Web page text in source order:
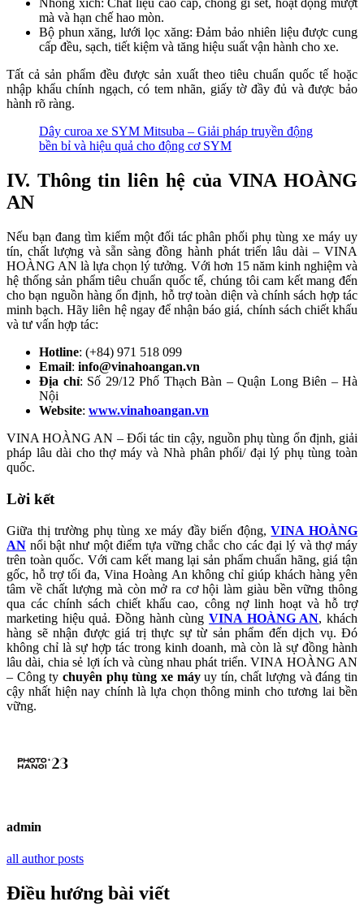
Nhông xích: Chất liệu cao cấp, chống gỉ sét, hoạt động mượt
mà và hạn chế hao mòn.
Bộ phun xăng, lưới lọc xăng: Đảm bảo nhiên liệu được cung
cấp đều, sạch, tiết kiệm và tăng hiệu suất vận hành cho xe.
Tất cả sản phẩm đều được sản xuất theo tiêu chuẩn quốc tế hoặc
nhập khẩu chính ngạch, có tem nhãn, giấy tờ đầy đủ và được bảo
hành rõ ràng.
Dây curoa xe SYM Mitsuba – Giải pháp truyền động
bền bỉ và hiệu quả cho động cơ SYM
IV. Thông tin liên hệ của VINA HOÀNG
AN
Nếu bạn đang tìm kiếm một đối tác phân phối phụ tùng xe máy uy
tín, chất lượng và sẵn sàng đồng hành phát triển lâu dài – VINA
HOÀNG AN là lựa chọn lý tưởng. Với hơn 15 năm kinh nghiệm và
hệ thống sản phẩm tiêu chuẩn quốc tế, chúng tôi cam kết mang đến
cho bạn nguồn hàng ổn định, hỗ trợ toàn diện và chính sách hợp tác
minh bạch. Hãy liên hệ ngay để nhận báo giá, chính sách chiết khấu
và tư vấn hợp tác:
Hotline: (+84) 971 518 099
Email: info@vinahoangan.vn
Địa chỉ: Số 29/12 Phố Thạch Bàn – Quận Long Biên – Hà
Nội
Website: www.vinahoangan.vn
VINA HOÀNG AN – Đối tác tin cậy, nguồn phụ tùng ổn định, giải
pháp lâu dài cho thợ máy và Nhà phân phối/ đại lý phụ tùng toàn
quốc.
Lời kết
Giữa thị trường phụ tùng xe máy đầy biến động,VINA HOÀNG
AN nổi bật như một điểm tựa vững chắc cho các đại lý và thợ máy
trên toàn quốc. Với cam kết mang lại sản phẩm chuẩn hãng, giá tận
gốc, hỗ trợ tối đa, Vina Hoàng An không chỉ giúp khách hàng yên
tâm về chất lượng mà còn mở ra cơ hội làm giàu bền vững thông
qua các chính sách chiết khấu cao, công nợ linh hoạt và hỗ trợ
marketing hiệu quả. Đồng hành cùng VINA HOÀNG AN, khách
hàng sẽ nhận được giá trị thực sự từ sản phẩm đến dịch vụ. Đó
không chỉ là sự hợp tác trong kinh doanh, mà còn là sự đồng hành
lâu dài, chia sẻ lợi ích và cùng nhau phát triển. VINA HOÀNG AN
– Công ty chuyên phụ tùng xe máyuy tín, chất lượng và đáng tin
cậy nhất hiện nay chính là lựa chọn thông minh cho tương lai bền
vững.
admin
all author posts
Điều hướng bài viết